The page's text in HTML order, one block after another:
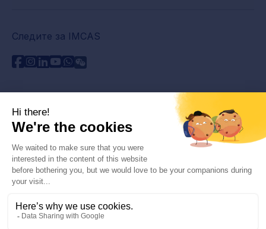
Следите за IMCAS
Связаться с нами
Часто задаваемые вопросы
Политика конфиденциальности